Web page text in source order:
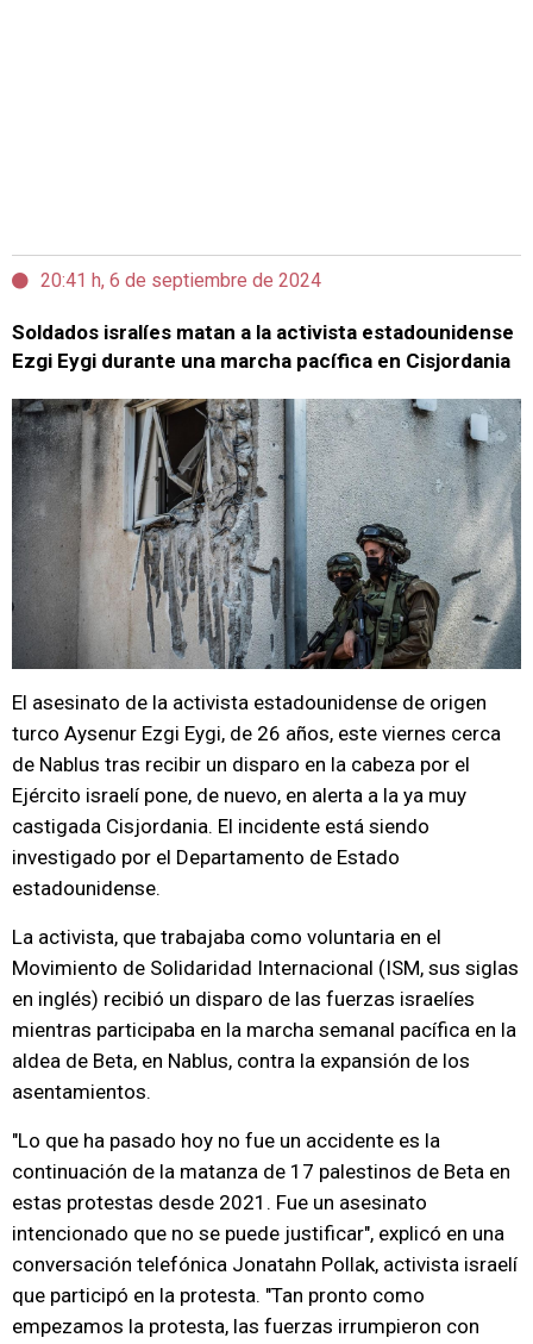
20:41 h, 6 de septiembre de 2024
Soldados isralíes matan a la activista estadounidense
Ezgi Eygi durante una marcha pacífica en Cisjordania
El asesinato de la activista estadounidense de origen
turco Aysenur Ezgi Eygi, de 26 años, este viernes cerca
de Nablus tras recibir un disparo en la cabeza por el
Ejército israelí pone, de nuevo, en alerta a la ya muy
castigada Cisjordania. El incidente está siendo
investigado por el Departamento de Estado
estadounidense.
La activista, que trabajaba como voluntaria en el
Movimiento de Solidaridad Internacional (ISM, sus siglas
en inglés) recibió un disparo de las fuerzas israelíes
mientras participaba en la marcha semanal pacífica en la
aldea de Beta, en Nablus, contra la expansión de los
asentamientos.
"Lo que ha pasado hoy no fue un accidente es la
continuación de la matanza de 17 palestinos de Beta en
estas protestas desde 2021. Fue un asesinato
intencionado que no se puede justificar", explicó en una
conversación telefónica Jonatahn Pollak, activista israelí
que participó en la protesta. "Tan pronto como
empezamos la protesta, las fuerzas irrumpieron con